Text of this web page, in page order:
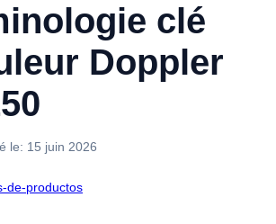
clé
Doppler
le: 15 juin 2026
de-productos